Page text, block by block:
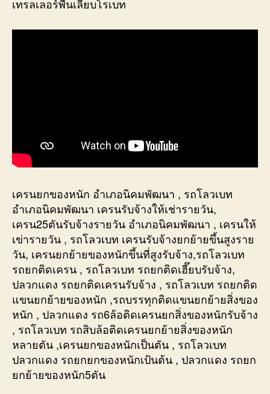
เทรลเลอร์พื้นเลียบโรเบท
เครนยกของหนัก อำเภอนิคมพัฒนา , รถโลวเบท
อำเภอนิคมพัฒนา เครนรับจ้างให้เช่ารายวัน,
เครน25ตันรับจ้างรายวัน อำเภอนิคมพัฒนา , เครนให้
เข่ารายวัน , รถโลวเบท เครนรับจ้างยกย้ายขึ้นสูงราย
วัน, เครนยกย้ายของหนักขึ้นที่สูงรับจ้าง,รถโลวเบท
รถยกติดเครน , รถโลวเบท รถยกติดเฮี๊ยบรับจ้าง,
ปลวกแดง รถยกติดเครนรับจ้าง , รถโลวเบท รถยกติด
แขนยกย้ายของหนัก ,รถบรรทุกติดแขนยกย้ายสิ่งของ
หนัก , ปลวกแดง รถ6ล้อติดเครนยกสิ่งของหนักรับจ้าง
, รถโลวเบท รถสิบล้อติดเครนยกย้ายสิ่งของหนัก
หลายตัน ,เครนยกของหนักเป็นตัน , รถโลวเบท
ปลวกแดง รถยกยกของหนักเป้นต้น , ปลวกแดง รถยก
ยกย้ายของหนัก5ตัน